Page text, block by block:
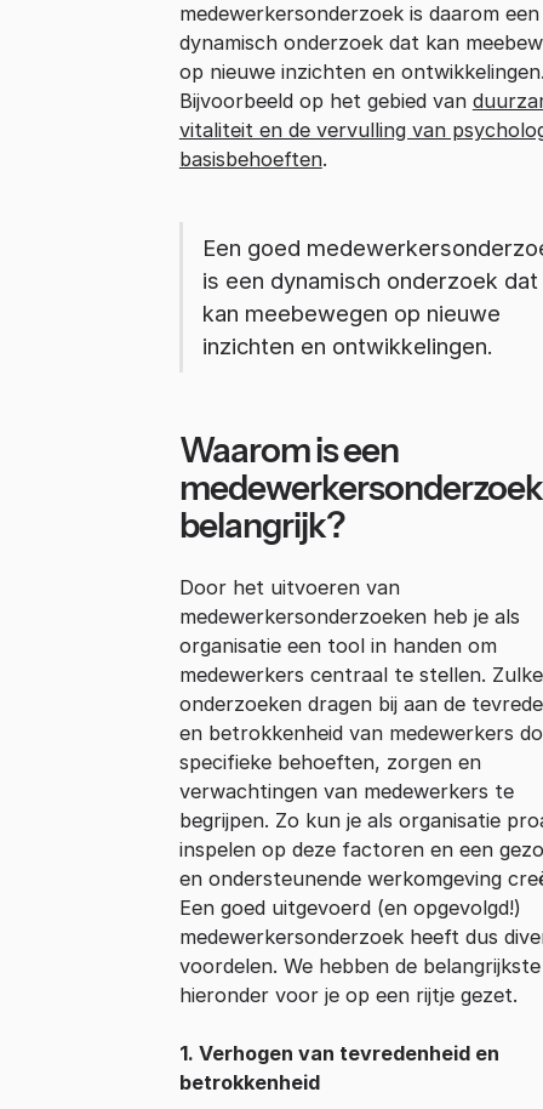
medewerkersonderzoek is daarom een
dynamisch onderzoek dat kan
op nieuwe inzichten en
Bijvoorbeeld op het gebied van
vitaliteit en de vervulling van
basisbehoeften.
Een goed
is een dynamisch onderzoek dat
kan meebewegen op nieuwe
inzichten en ontwikkelingen.
Waarom is een
medewerkersonderzoek
belangrijk?
Door het uitvoeren van
medewerkersonderzoeken heb je als
organisatie een tool in handen om
medewerkers centraal te stellen. Zulke
onderzoeken dragen bij aan de
en betrokkenheid van medewerkers
specifieke behoeften, zorgen en
verwachtingen van medewerkers te
begrijpen. Zo kun je als organisatie
inspelen op deze factoren en een
en ondersteunende werkomgeving
Een goed uitgevoerd (en opgevolgd!)
medewerkersonderzoek heeft dus
voordelen. We hebben de belangrijkste
hieronder voor je op een rijtje gezet.
1. Verhogen van tevredenheid en
betrokkenheid